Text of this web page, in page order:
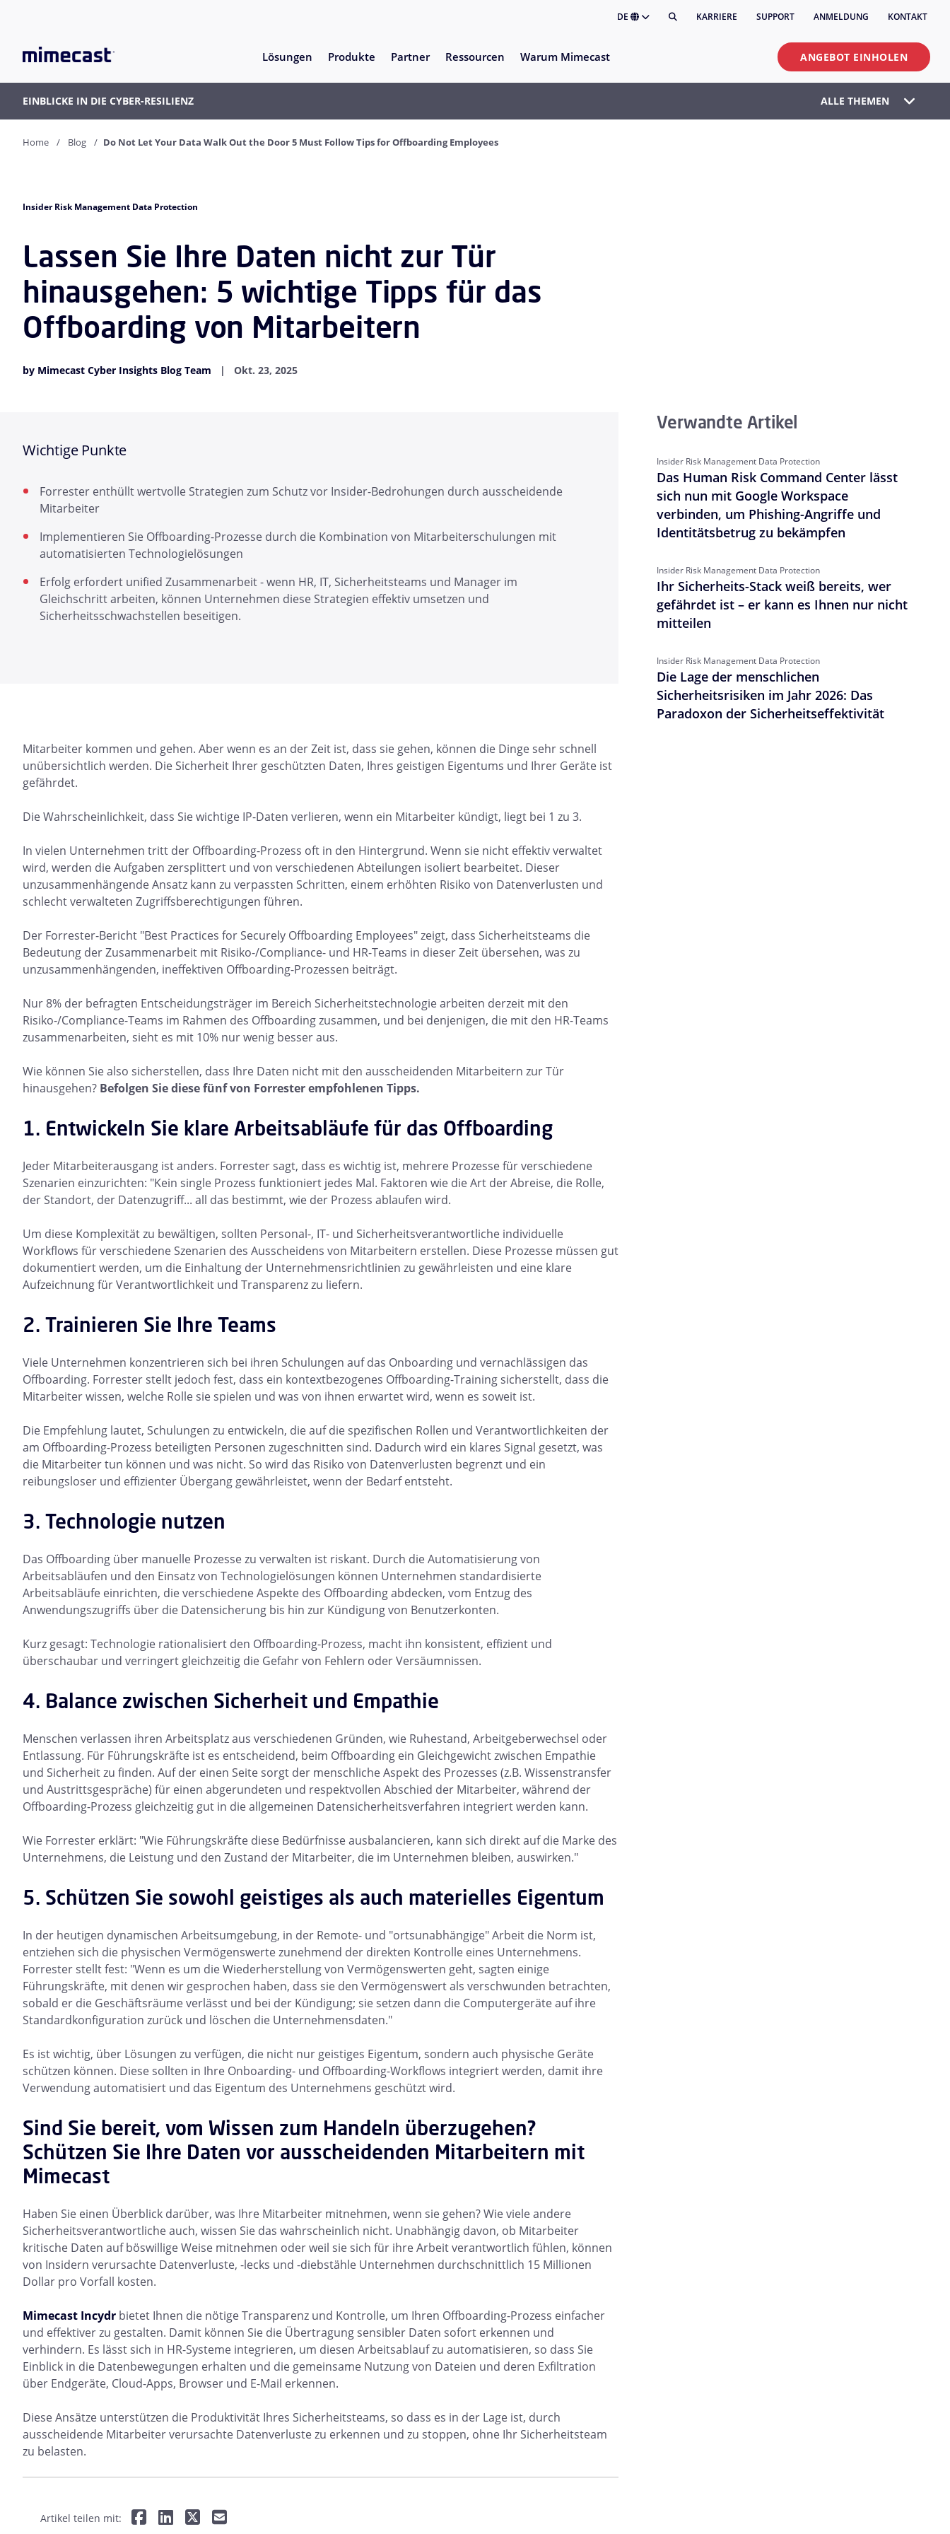
DE KARRIERE SUPPORT ANMELDUNG KONTAKT
Lösungen Produkte Partner Ressourcen Warum Mimecast ANGEBOT EINHOLEN
EINBLICKE IN DIE CYBER-RESILIENZ ALLE THEMEN
Home Blog Do Not Let Your Data Walk Out the Door 5 Must Follow Tips for Offboarding Employees
Insider Risk Management Data Protection
Lassen Sie Ihre Daten nicht zur Tür
hinausgehen: 5 wichtige Tipps für das
Offboarding von Mitarbeitern
by Mimecast Cyber Insights Blog Team Okt. 23, 2025
Wichtige Punkte
Forrester enthüllt wertvolle Strategien zum Schutz vor Insider-Bedrohungen durch ausscheidende
Mitarbeiter
Implementieren Sie Offboarding-Prozesse durch die Kombination von Mitarbeiterschulungen mit
automatisierten Technologielösungen
Erfolg erfordert unified Zusammenarbeit - wenn HR, IT, Sicherheitsteams und Manager im
Gleichschritt arbeiten, können Unternehmen diese Strategien effektiv umsetzen und
Sicherheitsschwachstellen beseitigen.
Mitarbeiter kommen und gehen. Aber wenn es an der Zeit ist, dass sie gehen, können die Dinge sehr schnell
unübersichtlich werden. Die Sicherheit Ihrer geschützten Daten, Ihres geistigen Eigentums und Ihrer Geräte ist
gefährdet.
Die Wahrscheinlichkeit, dass Sie wichtige IP-Daten verlieren, wenn ein Mitarbeiter kündigt, liegt bei 1 zu 3.
In vielen Unternehmen tritt der Offboarding-Prozess oft in den Hintergrund. Wenn sie nicht effektiv verwaltet
wird, werden die Aufgaben zersplittert und von verschiedenen Abteilungen isoliert bearbeitet. Dieser
unzusammenhängende Ansatz kann zu verpassten Schritten, einem erhöhten Risiko von Datenverlusten und
schlecht verwalteten Zugriffsberechtigungen führen.
Der Forrester-Bericht "Best Practices for Securely Offboarding Employees" zeigt, dass Sicherheitsteams die
Bedeutung der Zusammenarbeit mit Risiko-/Compliance- und HR-Teams in dieser Zeit übersehen, was zu
unzusammenhängenden, ineffektiven Offboarding-Prozessen beiträgt.
Nur 8% der befragten Entscheidungsträger im Bereich Sicherheitstechnologie arbeiten derzeit mit den
Risiko-/Compliance-Teams im Rahmen des Offboarding zusammen, und bei denjenigen, die mit den HR-Teams
zusammenarbeiten, sieht es mit 10% nur wenig besser aus.
Wie können Sie also sicherstellen, dass Ihre Daten nicht mit den ausscheidenden Mitarbeitern zur Tür
hinausgehen? Befolgen Sie diese fünf von Forrester empfohlenen Tipps.
1. Entwickeln Sie klare Arbeitsabläufe für das Offboarding
Jeder Mitarbeiterausgang ist anders. Forrester sagt, dass es wichtig ist, mehrere Prozesse für verschiedene
Szenarien einzurichten: "Kein single Prozess funktioniert jedes Mal. Faktoren wie die Art der Abreise, die Rolle,
der Standort, der Datenzugriff... all das bestimmt, wie der Prozess ablaufen wird.
Um diese Komplexität zu bewältigen, sollten Personal-, IT- und Sicherheitsverantwortliche individuelle
Workflows für verschiedene Szenarien des Ausscheidens von Mitarbeitern erstellen. Diese Prozesse müssen gut
dokumentiert werden, um die Einhaltung der Unternehmensrichtlinien zu gewährleisten und eine klare
Aufzeichnung für Verantwortlichkeit und Transparenz zu liefern.
2. Trainieren Sie Ihre Teams
Viele Unternehmen konzentrieren sich bei ihren Schulungen auf das Onboarding und vernachlässigen das
Offboarding. Forrester stellt jedoch fest, dass ein kontextbezogenes Offboarding-Training sicherstellt, dass die
Mitarbeiter wissen, welche Rolle sie spielen und was von ihnen erwartet wird, wenn es soweit ist.
Die Empfehlung lautet, Schulungen zu entwickeln, die auf die spezifischen Rollen und Verantwortlichkeiten der
am Offboarding-Prozess beteiligten Personen zugeschnitten sind. Dadurch wird ein klares Signal gesetzt, was
die Mitarbeiter tun können und was nicht. So wird das Risiko von Datenverlusten begrenzt und ein
reibungsloser und effizienter Übergang gewährleistet, wenn der Bedarf entsteht.
3. Technologie nutzen
Das Offboarding über manuelle Prozesse zu verwalten ist riskant. Durch die Automatisierung von
Arbeitsabläufen und den Einsatz von Technologielösungen können Unternehmen standardisierte
Arbeitsabläufe einrichten, die verschiedene Aspekte des Offboarding abdecken, vom Entzug des
Anwendungszugriffs über die Datensicherung bis hin zur Kündigung von Benutzerkonten.
Kurz gesagt: Technologie rationalisiert den Offboarding-Prozess, macht ihn konsistent, effizient und
überschaubar und verringert gleichzeitig die Gefahr von Fehlern oder Versäumnissen.
4. Balance zwischen Sicherheit und Empathie
Menschen verlassen ihren Arbeitsplatz aus verschiedenen Gründen, wie Ruhestand, Arbeitgeberwechsel oder
Entlassung. Für Führungskräfte ist es entscheidend, beim Offboarding ein Gleichgewicht zwischen Empathie
und Sicherheit zu finden. Auf der einen Seite sorgt der menschliche Aspekt des Prozesses (z.B. Wissenstransfer
und Austrittsgespräche) für einen abgerundeten und respektvollen Abschied der Mitarbeiter, während der
Offboarding-Prozess gleichzeitig gut in die allgemeinen Datensicherheitsverfahren integriert werden kann.
Wie Forrester erklärt: "Wie Führungskräfte diese Bedürfnisse ausbalancieren, kann sich direkt auf die Marke des
Unternehmens, die Leistung und den Zustand der Mitarbeiter, die im Unternehmen bleiben, auswirken."
5. Schützen Sie sowohl geistiges als auch materielles Eigentum
In der heutigen dynamischen Arbeitsumgebung, in der Remote- und "ortsunabhängige" Arbeit die Norm ist,
entziehen sich die physischen Vermögenswerte zunehmend der direkten Kontrolle eines Unternehmens.
Forrester stellt fest: "Wenn es um die Wiederherstellung von Vermögenswerten geht, sagten einige
Führungskräfte, mit denen wir gesprochen haben, dass sie den Vermögenswert als verschwunden betrachten,
sobald er die Geschäftsräume verlässt und bei der Kündigung; sie setzen dann die Computergeräte auf ihre
Standardkonfiguration zurück und löschen die Unternehmensdaten."
Es ist wichtig, über Lösungen zu verfügen, die nicht nur geistiges Eigentum, sondern auch physische Geräte
schützen können. Diese sollten in Ihre Onboarding- und Offboarding-Workflows integriert werden, damit ihre
Verwendung automatisiert und das Eigentum des Unternehmens geschützt wird.
Sind Sie bereit, vom Wissen zum Handeln überzugehen?
Schützen Sie Ihre Daten vor ausscheidenden Mitarbeitern mit
Mimecast
Haben Sie einen Überblick darüber, was Ihre Mitarbeiter mitnehmen, wenn sie gehen? Wie viele andere
Sicherheitsverantwortliche auch, wissen Sie das wahrscheinlich nicht. Unabhängig davon, ob Mitarbeiter
kritische Daten auf böswillige Weise mitnehmen oder weil sie sich für ihre Arbeit verantwortlich fühlen, können
von Insidern verursachte Datenverluste, -lecks und -diebstähle Unternehmen durchschnittlich 15 Millionen
Dollar pro Vorfall kosten.
Mimecast Incydr bietet Ihnen die nötige Transparenz und Kontrolle, um Ihren Offboarding-Prozess einfacher
und effektiver zu gestalten. Damit können Sie die Übertragung sensibler Daten sofort erkennen und
verhindern. Es lässt sich in HR-Systeme integrieren, um diesen Arbeitsablauf zu automatisieren, so dass Sie
Einblick in die Datenbewegungen erhalten und die gemeinsame Nutzung von Dateien und deren Exfiltration
über Endgeräte, Cloud-Apps, Browser und E-Mail erkennen.
Diese Ansätze unterstützen die Produktivität Ihres Sicherheitsteams, so dass es in der Lage ist, durch
ausscheidende Mitarbeiter verursachte Datenverluste zu erkennen und zu stoppen, ohne Ihr Sicherheitsteam
zu belasten.
Artikel teilen mit:
Verwandte Artikel
Insider Risk Management Data Protection
Das Human Risk Command Center lässt
sich nun mit Google Workspace
verbinden, um Phishing-Angriffe und
Identitätsbetrug zu bekämpfen
Insider Risk Management Data Protection
Ihr Sicherheits-Stack weiß bereits, wer
gefährdet ist – er kann es Ihnen nur nicht
mitteilen
Insider Risk Management Data Protection
Die Lage der menschlichen
Sicherheitsrisiken im Jahr 2026: Das
Paradoxon der Sicherheitseffektivität